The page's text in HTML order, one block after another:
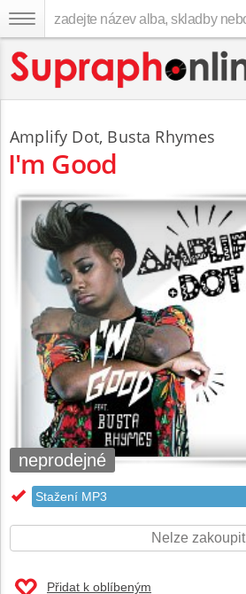
Amplify Dot, Busta Rhymes
I'm Good
neprodejné
Stažení MP3
Nelze zakoupit
Přidat k oblíbeným